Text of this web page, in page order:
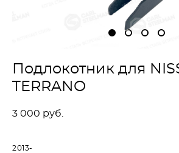
Подлокотник для
TERRANO
3 000 pуб.
2013-